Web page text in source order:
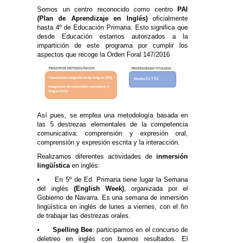
Somos un centro reconocido como centro
PAI
(Plan de Aprendizaje en Inglés)oficialmente
hasta 4º de Educación Primaria. Esto significa que
desde Educación estamos autorizados a la
impartición de este programa por cumplir los
aspectos que recoge la Orden Foral 147/2016
Así pues, se emplea una metodología basada en
las 5 destrezas elementales de la competencia
comunicativa: comprensión y expresión oral,
comprensión y expresión escrita y la interacción.
Realizamos diferentes actividades de inmersión
lingüística en inglés:
• En 5º de Ed. Primaria tiene lugar la Semana
del inglés (English Week), organizada por el
Gobierno de Navarra. Es una semana de inmersión
lingüística en inglés de lunes a viernes, con el fin
de trabajar las destrezas orales.
• Spelling Bee: participamos en el concurso de
deletreo en inglés con buenos resultados. El